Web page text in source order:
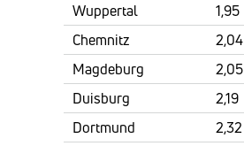
Wuppertal
1,95
Chemnitz
2,04
Magdeburg
2,05
Duisburg
2,19
Dortmund
2,32